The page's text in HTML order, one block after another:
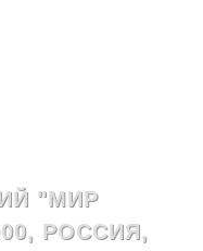
"МИР
РОССИЯ,